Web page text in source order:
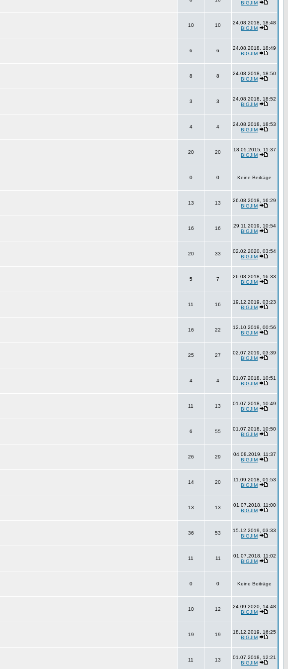
BIGJIM
10 10
24.08.2018, 18:48
BIGJIM
6 6
24.08.2018, 18:49
BIGJIM
8 8
24.08.2018, 18:50
BIGJIM
3 3
24.08.2018, 18:52
BIGJIM
4 4
24.08.2018, 18:53
BIGJIM
20 20
18.05.2015, 11:37
BIGJIM
0 0 Keine Beiträge
13 13
26.08.2018, 16:29
BIGJIM
16 16
29.11.2019, 10:54
BIGJIM
20 33
02.02.2020, 03:54
BIGJIM
5 7
26.08.2018, 16:33
BIGJIM
11 16
19.12.2019, 03:23
BIGJIM
16 22
12.10.2019, 00:56
BIGJIM
25 27
02.07.2019, 03:39
BIGJIM
4 4
01.07.2018, 10:51
BIGJIM
11 13
01.07.2018, 10:49
BIGJIM
6 55
01.07.2018, 10:50
BIGJIM
26 29
04.08.2019, 11:37
BIGJIM
14 20
11.09.2018, 01:53
BIGJIM
13 13
01.07.2018, 11:00
BIGJIM
36 53
15.12.2019, 03:33
BIGJIM
11 11
01.07.2018, 11:02
BIGJIM
0 0 Keine Beiträge
10 12
24.09.2020, 14:48
BIGJIM
19 19
18.12.2019, 16:25
BIGJIM
11 13
01.07.2018, 12:21
BIGJIM